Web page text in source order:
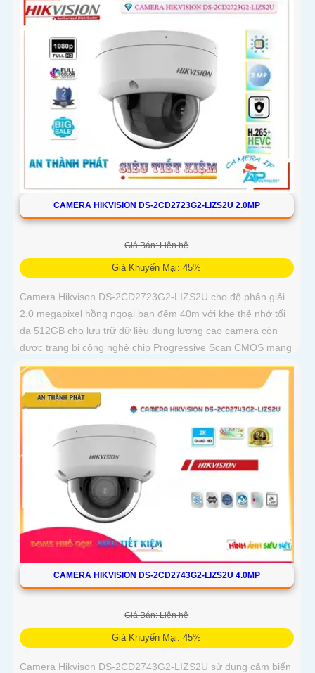
AcuSense nâng cao hiệu quả giám sát an ninh, có tốc độ lấy
nét cao nhờ công nghệ Self-learning
CAMERA HIKVISION DS-2CD2723G2-LIZS2U 2.0MP
Giá Bán: Liên hệ
Giá Khuyến Mại: 45%
Camera Hikvison DS-2CD2723G2-LIZS2U cho độ phân giải
2.0 megapixel hồng ngoại ban đêm 40m với khe thẻ nhớ tối
đa 512GB cho lưu trữ dữ liệu dung lượng cao camera còn
được trang bị công nghệ chip Progressive Scan CMOS mang
đến hình ảnh màu sắc rõ nét hơn, mượt mà với khả năng
quan sát Full Color trong khoảng cách 40m vào ban đêm
giúp camera có màu rõ nét như ban ngày
CAMERA HIKVISION DS-2CD2743G2-LIZS2U 4.0MP
Giá Bán: Liên hệ
Giá Khuyến Mại: 45%
Camera Hikvison DS-2CD2743G2-LIZS2U sử dụng cảm biến